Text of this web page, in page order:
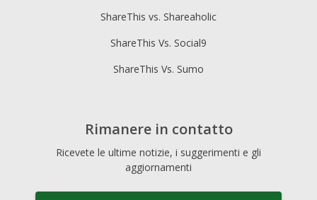
ShareThis vs. Shareaholic
ShareThis Vs. Social9
ShareThis Vs. Sumo
Rimanere in contatto
Ricevete le ultime notizie, i suggerimenti e gli
aggiornamenti